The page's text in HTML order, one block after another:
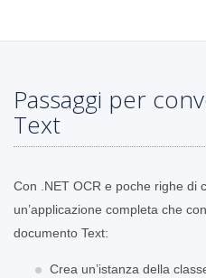
Passaggi per
Text
Con .NET OCR e poche righe di
un’applicazione completa che
documento Text:
Crea un’istanza della